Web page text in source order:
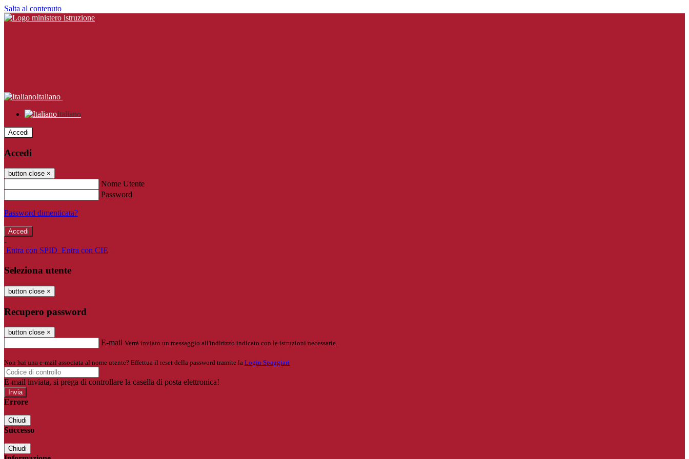
Salta al contenuto
Italiano
Italiano
Accedi
Accedi
button close ×
Nome Utente
Password
Password dimenticata?
-
Entra con SPID Entra con CIE
Seleziona utente
button close ×
Recupero password
button close ×
E-mail Verrà inviato un messaggio all'indirizzo indicato con le istruzioni necessarie.
Non hai una e-mail associata al nome utente? Effettua il reset della password tramite la Login Spaggiari
E-mail inviata, si prega di controllare la casella di posta elettronica!
Errore
Chiudi
Successo
Chiudi